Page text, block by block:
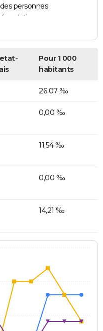
personnes
Pour 1 000
habitants
26,07 ‰
0,00 ‰
11,54 ‰
0,00 ‰
14,21 ‰